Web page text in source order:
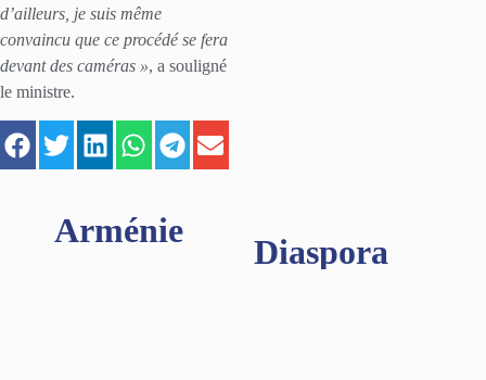
d’ailleurs, je suis même
convaincu que ce procédé se fera
devant des caméras », a souligné
le ministre.
Arménie
Diaspora